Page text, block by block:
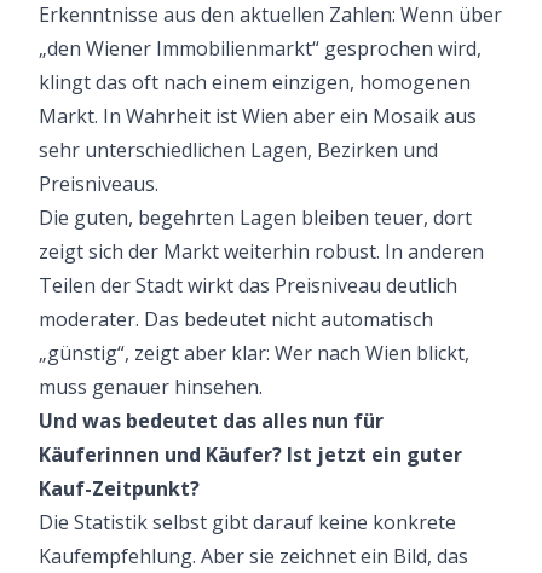
Erkenntnisse aus den aktuellen Zahlen: Wenn über
„den Wiener Immobilienmarkt“ gesprochen wird,
klingt das oft nach einem einzigen, homogenen
Markt. In Wahrheit ist Wien aber ein Mosaik aus
sehr unterschiedlichen Lagen, Bezirken und
Preisniveaus.
Die guten, begehrten Lagen bleiben teuer, dort
zeigt sich der Markt weiterhin robust. In anderen
Teilen der Stadt wirkt das Preisniveau deutlich
moderater. Das bedeutet nicht automatisch
„günstig“, zeigt aber klar: Wer nach Wien blickt,
muss genauer hinsehen.
Und was bedeutet das alles nun für
Käuferinnen und Käufer? Ist jetzt ein guter
Kauf-Zeitpunkt?
Die Statistik selbst gibt darauf keine konkrete
Kaufempfehlung. Aber sie zeichnet ein Bild, das